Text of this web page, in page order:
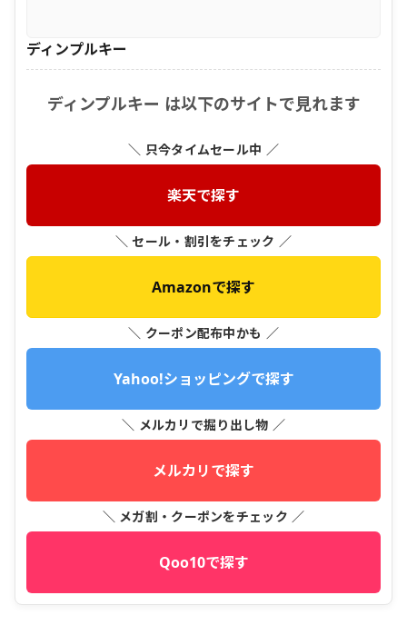
ディンプルキー
ディンプルキー は以下のサイトで見れます
＼ 只今タイムセール中 ／
楽天で探す
＼ セール・割引をチェック ／
Amazonで探す
＼ クーポン配布中かも ／
Yahoo!ショッピングで探す
＼ メルカリで掘り出し物 ／
メルカリで探す
＼ メガ割・クーポンをチェック ／
Qoo10で探す